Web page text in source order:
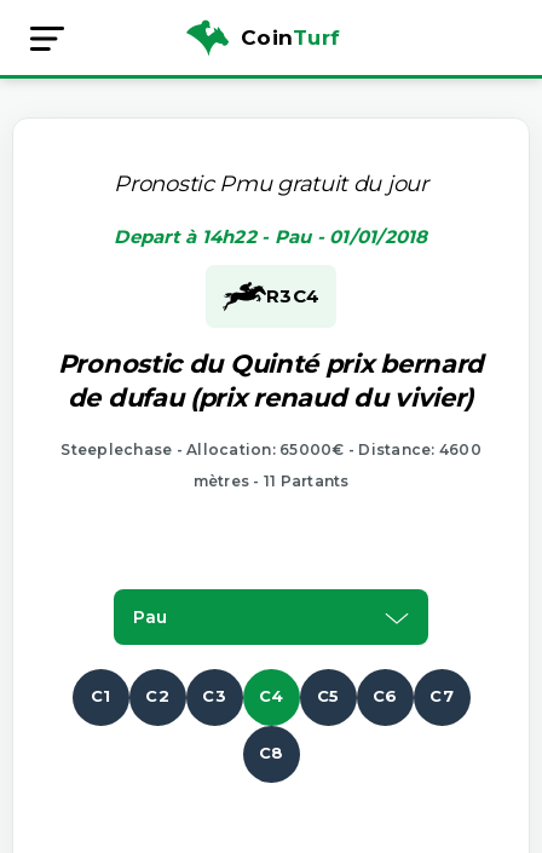
CoinTurf
Pronostic Pmu gratuit du jour
Depart à 14h22 - Pau - 01/01/2018
R3C4
Pronostic du Quinté prix bernard
de dufau (prix renaud du vivier)
Steeplechase - Allocation: 65000€ - Distance: 4600
mètres - 11 Partants
Pau
C1 C2 C3 C4 C5 C6 C7
C8